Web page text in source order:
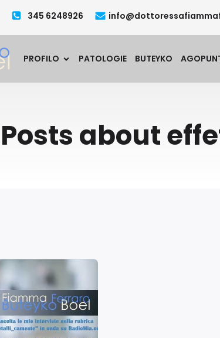
345 6248926
PROFILO PATOLOGIE BUTEYKO
Posts about